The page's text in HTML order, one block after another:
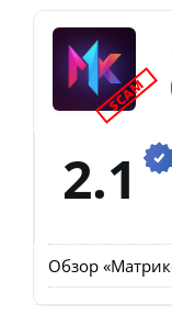
SCAM
2.1
Обзор